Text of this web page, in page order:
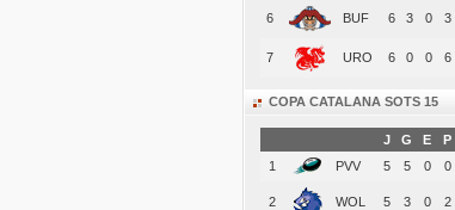
6 BUF 6 3 0 3
7 URO 6 0 0 6
COPA CATALANA SOTS 15
J G E
P
1
PVV 5 5 0 0
2 WOL 5 3 0 2